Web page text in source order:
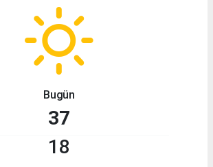
Bugün
37
18